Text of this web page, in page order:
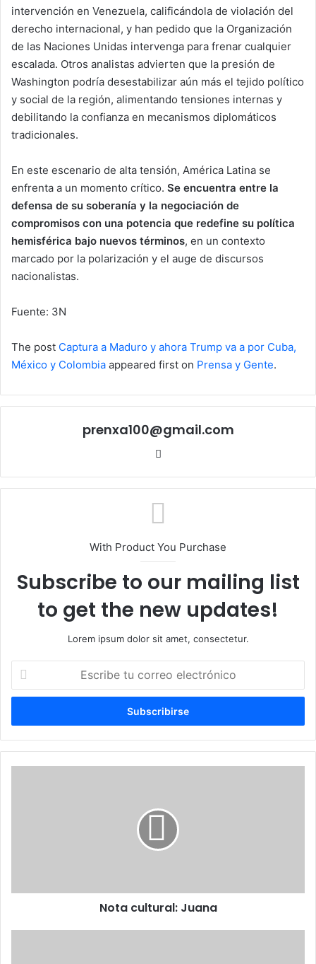
intervención en Venezuela, calificándola de violación del
derecho internacional, y han pedido que la Organización
de las Naciones Unidas intervenga para frenar cualquier
escalada. Otros analistas advierten que la presión de
Washington podría desestabilizar aún más el tejido político
y social de la región, alimentando tensiones internas y
debilitando la confianza en mecanismos diplomáticos
tradicionales.
En este escenario de alta tensión, América Latina se
enfrenta a un momento crítico. Se encuentra entre la
defensa de su soberanía y la negociación de
compromisos con una potencia que redefine su política
hemisférica bajo nuevos términos, en un contexto
marcado por la polarización y el auge de discursos
nacionalistas.
Fuente: 3N
The post Captura a Maduro y ahora Trump va a por Cuba,
México y Colombia appeared first on Prensa y Gente.
prenxa100@gmail.com
With Product You Purchase
Subscribe to our mailing list
to get the new updates!
Lorem ipsum dolor sit amet, consectetur.
Escribe
correo
Nota cultural: Juana